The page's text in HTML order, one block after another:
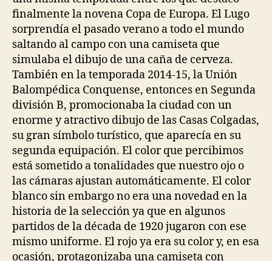
finalmente la novena Copa de Europa. El Lugo
sorprendía el pasado verano a todo el mundo
saltando al campo con una camiseta que
simulaba el dibujo de una caña de cerveza.
También en la temporada 2014-15, la Unión
Balompédica Conquense, entonces en Segunda
división B, promocionaba la ciudad con un
enorme y atractivo dibujo de las Casas Colgadas,
su gran símbolo turístico, que aparecía en su
segunda equipación. El color que percibimos
está sometido a tonalidades que nuestro ojo o
las cámaras ajustan automáticamente. El color
blanco sin embargo no era una novedad en la
historia de la selección ya que en algunos
partidos de la década de 1920 jugaron con ese
mismo uniforme. El rojo ya era su color y, en esa
ocasión, protagonizaba una camiseta con